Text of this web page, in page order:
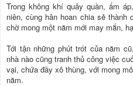
Trong không khí quây quần, ấm
niên, cùng hân hoan chia sẻ
chờ mong một năm mới may mắn,
Tới tận những phút trót của năm
nhà nào cũng tranh thủ công việc
vại, chứa đầy xô thùng, với mong
năm.